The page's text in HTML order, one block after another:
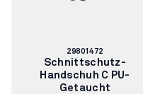
Artikelnummer:
29801472
Schnittschutz-
Handschuh C PU-
Getaucht